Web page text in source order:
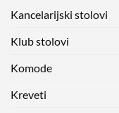
Kancelarijski stolovi
Klub stolovi
Komode
Kreveti